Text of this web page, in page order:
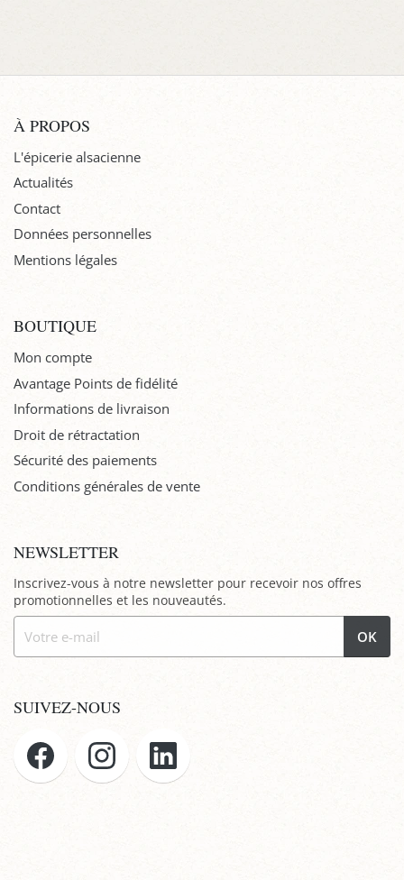
À PROPOS
L'épicerie alsacienne
Actualités
Contact
Données personnelles
Mentions légales
BOUTIQUE
Mon compte
Avantage Points de fidélité
Informations de livraison
Droit de rétractation
Sécurité des paiements
Conditions générales de vente
NEWSLETTER
Inscrivez-vous à notre newsletter pour recevoir nos offres
promotionnelles et les nouveautés.
OK
SUIVEZ-NOUS